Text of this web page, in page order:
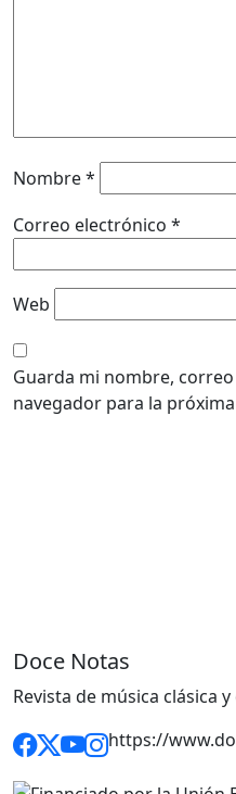
Nombre*
Correo electrónico *
Web
Guarda mi nombre,
navegador para la
Doce Notas
Revista de música clásica y
https://